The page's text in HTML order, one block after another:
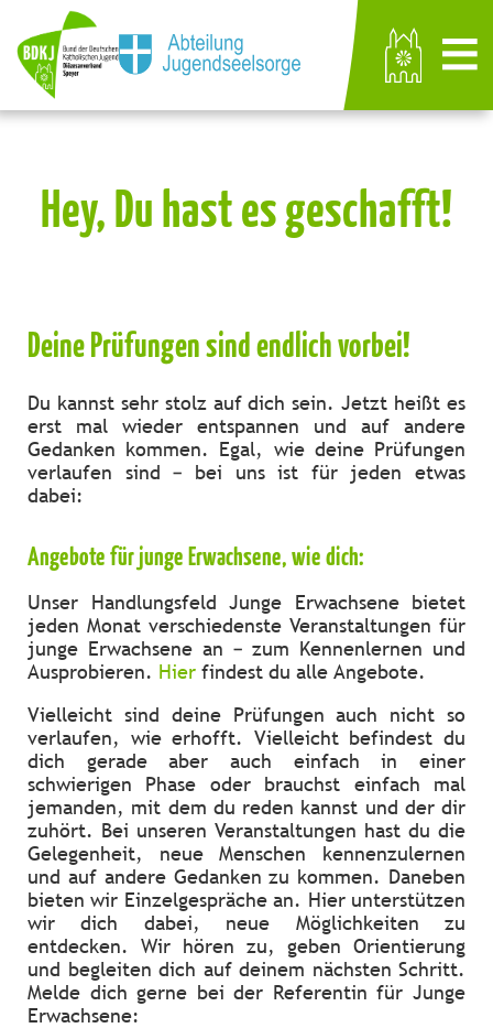
Hey, Du hast es geschafft!
Deine Prüfungen sind endlich vorbei!
Du kannst sehr stolz auf dich sein. Jetzt heißt es
erst mal wieder entspannen und auf andere
Gedanken kommen. Egal, wie deine Prüfungen
verlaufen sind – bei uns ist für jeden etwas
dabei:
Angebote für junge Erwachsene, wie dich:
Unser Handlungsfeld Junge Erwachsene bietet
jeden Monat verschiedenste Veranstaltungen für
junge Erwachsene an – zum Kennenlernen und
Ausprobieren. Hier findest du alle Angebote.
Vielleicht sind deine Prüfungen auch nicht so
verlaufen, wie erhofft. Vielleicht befindest du
dich gerade aber auch einfach in einer
schwierigen Phase oder brauchst einfach mal
jemanden, mit dem du reden kannst und der dir
zuhört. Bei unseren Veranstaltungen hast du die
Gelegenheit, neue Menschen kennenzulernen
und auf andere Gedanken zu kommen. Daneben
bieten wir Einzelgespräche an. Hier unterstützen
wir dich dabei, neue Möglichkeiten zu
entdecken. Wir hören zu, geben Orientierung
und begleiten dich auf deinem nächsten Schritt.
Melde dich gerne bei der Referentin für Junge
Erwachsene: